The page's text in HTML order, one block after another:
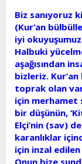
Biz sanıyoruz
(Kur’an
iyi
Halbuki
aşağısından
bizleriz.
toprak olan
için merhamet
bir düşünün,
Elçi’nin (sav)
karanlıklar
için inzal edilen
Onun bize